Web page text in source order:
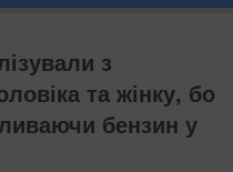
з
та жінку, бо
бензин у